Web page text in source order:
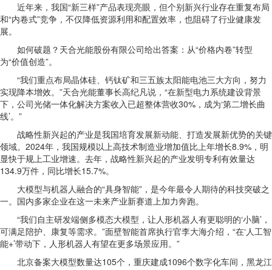
近年来，我国“新三样”产品表现亮眼，但个别新兴行业存在重复布局
和“内卷式”竞争，不仅降低资源利用和配置效率，也阻碍了行业健康发
展。
如何破题？天合光能股份有限公司给出答案：从“价格内卷”转型
为“价值创造”。
“我们重点布局晶体硅、钙钛矿和三五族太阳能电池三大方向，努力
实现降本增效。”天合光能董事长高纪凡说，“在新型电力系统建设背景
下，公司光储一体化解决方案收入已超整体营收30%，成为‘第二增长曲
线’。”
战略性新兴起的产业是我国培育发展新动能、打造发展新优势的关键
领域。2024年，我国规模以上高技术制造业增加值比上年增长8.9%，明
显快于规上工业增速。去年，战略性新兴起的产业发明专利有效量达
134.9万件，同比增长15.7%。
大模型与机器人融合的“具身智能”，是今年最令人期待的科技突破之
一。国内多家企业在这一未来产业新赛道上加力奔跑。
“我们自主研发端侧多模态大模型，让人形机器人有更聪明的‘小脑’，
可满足陪护、康复等需求。”面壁智能首席执行官李大海介绍，“在‘人工智
能+’带动下，人形机器人有望在更多场景应用。”
北京备案大模型数量达105个，重庆建成1096个数字化车间，黑龙江